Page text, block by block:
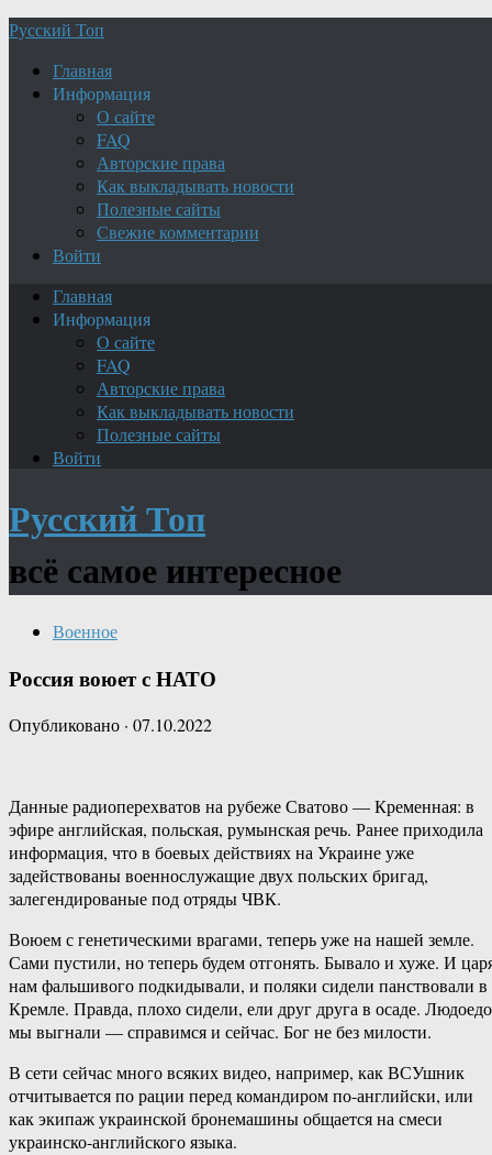
Русский Топ
Главная
Информация
О сайте
FAQ
Авторские права
Как выкладывать новости
Полезные сайты
Свежие комментарии
Войти
Главная
Информация
О сайте
FAQ
Авторские права
Как выкладывать новости
Полезные сайты
Войти
Русский Топ
всё самое интересное
Военное
Россия воюет с НАТО
Опубликовано · 07.10.2022
Данные радиоперехватов на рубеже Сватово — Кременная: в
эфире английская, польская, румынская речь. Ранее приходила
информация, что в боевых действиях на Украине уже
задействованы военнослужащие двух польских бригад,
залегендированые под отряды ЧВК.
Воюем с генетическими врагами, теперь уже на нашей земле.
Сами пустили, но теперь будем отгонять. Бывало и хуже. И
нам фальшивого подкидывали, и поляки сидели панствовали в
Кремле. Правда, плохо сидели, ели друг друга в осаде.
мы выгнали — справимся и сейчас. Бог не без милости.
В сети сейчас много всяких видео, например, как ВСУшник
отчитывается по рации перед командиром по-английски, или
как экипаж украинской бронемашины общается на смеси
украинско-английского языка.